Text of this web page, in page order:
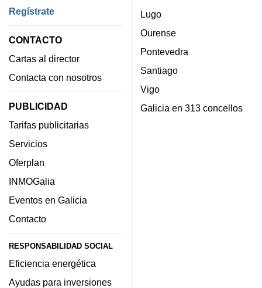
Regístrate
CONTACTO
Cartas al director
Contacta con nosotros
PUBLICIDAD
Tarifas publicitarias
Servicios
Oferplan
INMOGalia
Eventos en Galicia
Contacto
RESPONSABILIDAD SOCIAL
Eficiencia energética
Ayudas para inversiones
Lugo
Ourense
Pontevedra
Santiago
Vigo
Galicia en 313 concellos